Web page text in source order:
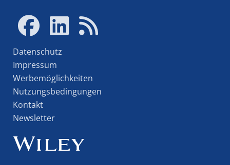
Datenschutz
Impressum
Werbemöglichkeiten
Nutzungsbedingungen
Kontakt
Newsletter